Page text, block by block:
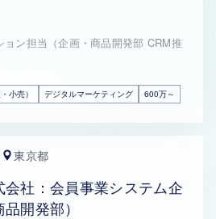
ン担当（企画・商品開発部 CRM推
小売） デジタルマーケティング 600万～
東京都
社：会員事業システム企
開発部）